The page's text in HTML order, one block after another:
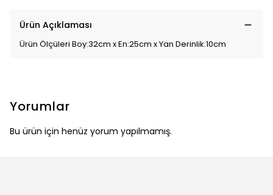
Ürün Açıklaması
Ürün Ölçüleri Boy:32cm x En:25cm x Yan Derinlik:10cm
Yorumlar
Bu ürün için henüz yorum yapılmamış.